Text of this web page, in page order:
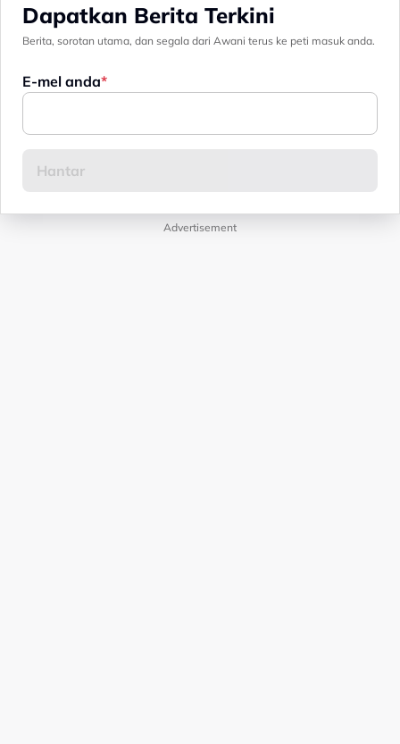
Dapatkan Berita Terkini
Berita, sorotan utama, dan segala dari Awani terus ke peti masuk anda.
E-mel anda
Advertisement